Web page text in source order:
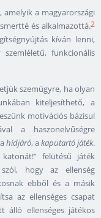
a magyarországi
és alkalmazottá.2
kíván lenni,
funkcionális
szemügyre, ha olyan
kiteljesíthető, a
motivációs bázisul
a haszonelvűségre
hídjáró, akaputartó játék.
felütésű játék
hogy az ellenség
ebből és a másik
az ellenséges csapat
álló ellenséges játékos